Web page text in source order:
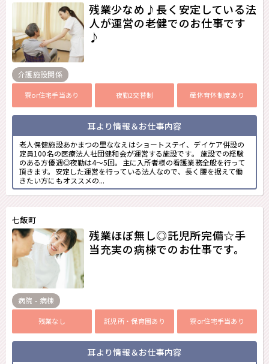
残業少なめ♪長く安定している法
人が運営の老健でのお仕事です
♪
介護施設関係
寮or住宅手当あり 夜勤2交替制 産休育休制度あり
耳より情報＆お仕事内容
老人保健施設あかまつの里ななえはショートステイ、デイケア併設の
定員100名の医療法人社団健和会が運営する施設です。 施設での経験
のある方優遇◎夜勤は4～5回。主に入所者様の看護業務全般を行って
頂きます。安定した運営を行っている法人なので、長く腰を据えて働
きたい方にもオススメの...
七飯町
残業ほぼ無し◎託児所完備☆手
当充実の病棟でのお仕事です。
病院 - 病棟
残業なし 託児所・保育園あり 寮or住宅手当あり
耳より情報＆お仕事内容